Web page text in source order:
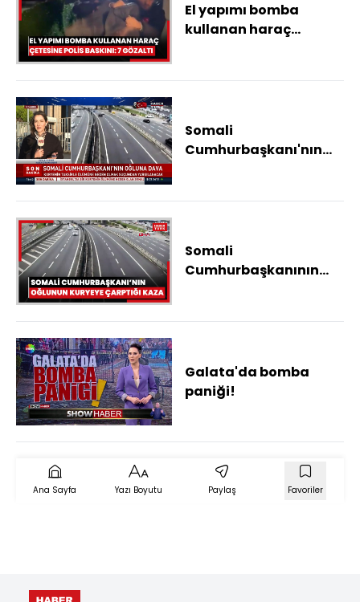
El yapımı bomba
kullanan haraç
Somali
Cumhurbaşkanı'nın
Somali
Cumhurbaşkanının
görüntüleri ortaya
Galata'da bomba
paniği!
Ana Sayfa Yazı Boyutu Paylaş Favoriler